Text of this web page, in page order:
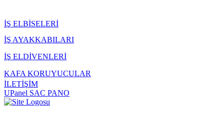
İŞ ELBİSELERİ
İŞ AYAKKABILARI
İŞ ELDİVENLERİ
KAFA KORUYUCULAR
İLETİŞİM
UPanel SAC PANO